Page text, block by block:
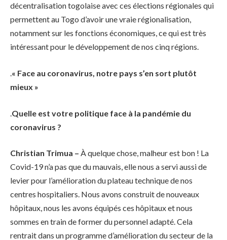
décentralisation togolaise avec ces élections régionales qui
permettent au Togo d’avoir une vraie régionalisation,
notamment sur les fonctions économiques, ce qui est très
intéressant pour le développement de nos cinq régions.
.« Face au coronavirus, notre pays s’en sort plutôt
mieux »
Quelle est votre politique face à la pandémie du
coronavirus ?
Christian Trimua – À quelque chose, malheur est bon ! La
Covid-19 n’a pas que du mauvais, elle nous a servi aussi de
levier pour l’amélioration du plateau technique de nos
centres hospitaliers. Nous avons construit de nouveaux
hôpitaux, nous les avons équipés ces hôpitaux et nous
sommes en train de former du personnel adapté. Cela
rentrait dans un programme d’amélioration du secteur de la